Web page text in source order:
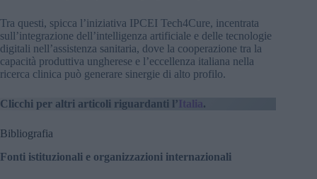
Tra questi, spicca l’iniziativa IPCEI Tech4Cure, incentrata
sull’integrazione dell’intelligenza artificiale e delle tecnologie
digitali nell’assistenza sanitaria, dove la cooperazione tra la
capacità produttiva ungherese e l’eccellenza italiana nella
ricerca clinica può generare sinergie di alto profilo.
Clicchi per altri articoli riguardanti l’Italia.
Bibliografia
Fonti istituzionali e organizzazioni internazionali